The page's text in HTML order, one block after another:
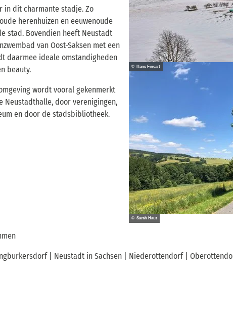
© Hans Fineart
© Sarah Haut
in dit charmante stadje. Zo
herenhuizen en eeuwenoude
stad. Bovendien heeft Neustadt
van Oost-Saksen met een
daarmee ideale omstandigheden
beauty.
wordt vooral gekenmerkt
Neustadthalle, door verenigingen,
en door de stadsbibliotheek.
| Neustadt in Sachsen | Niederottendorf |